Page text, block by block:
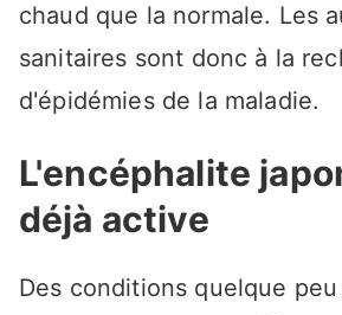
chaud que la normale. Les
sanitaires sont donc à la
d'épidémies de la maladie.
L'encéphalite
déjà active
Des conditions quelque